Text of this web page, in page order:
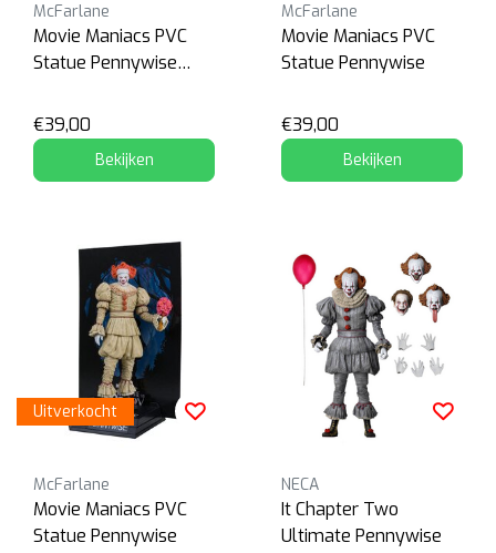
McFarlane
Movie Maniacs PVC
Statue Pennywise
€39,00
Bekijken
McFarlane
Movie Maniacs PVC
Statue Pennywise
€39,00
Bekijken
Uitverkocht
McFarlane
Movie Maniacs PVC
Statue Pennywise
NECA
It Chapter Two
Ultimate Pennywise